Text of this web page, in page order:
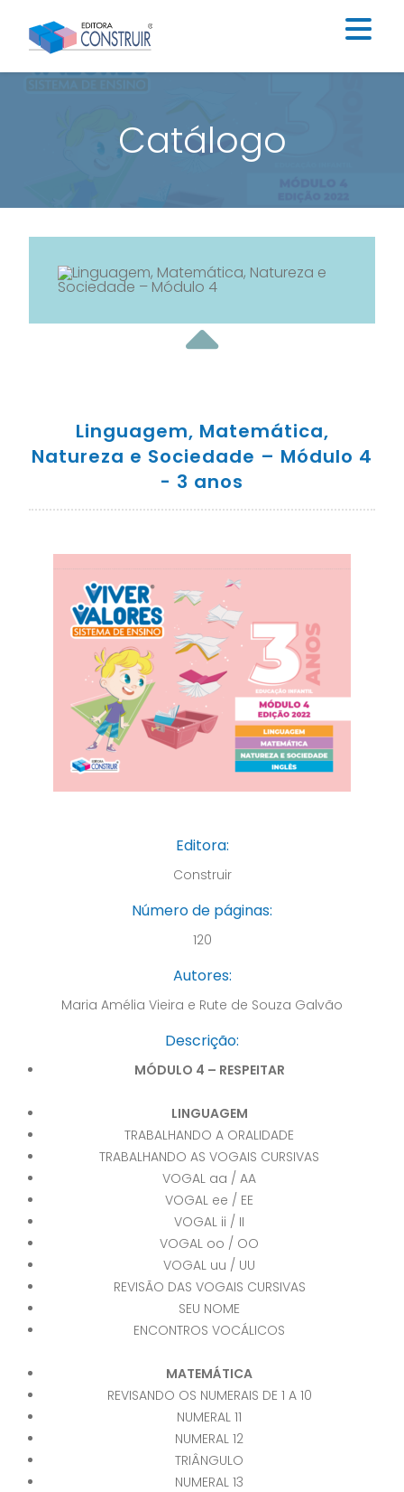
Institucional
Educação Infantil
Ensino Fundamental I
Blog
Contato
Catálogo
Linguagem, Matemática,
Natureza e Sociedade – Módulo 4
- 3 anos
Editora:
Construir
Número de páginas:
120
Autores:
Maria Amélia Vieira e Rute de Souza Galvão
Descrição:
MÓDULO 4 – RESPEITAR
LINGUAGEM
TRABALHANDO A ORALIDADE
TRABALHANDO AS VOGAIS CURSIVAS
VOGAL aa / AA
VOGAL ee / EE
VOGAL ii / II
VOGAL oo / OO
VOGAL uu / UU
REVISÃO DAS VOGAIS CURSIVAS
SEU NOME
ENCONTROS VOCÁLICOS
MATEMÁTICA
REVISANDO OS NUMERAIS DE 1 A 10
NUMERAL 11
NUMERAL 12
TRIÂNGULO
NUMERAL 13